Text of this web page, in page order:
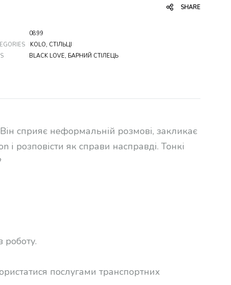
SHARE
0899
KOLO, СТІЛЬЦІ
BLACK LOVE, БАРНИЙ СТІЛЕЦЬ
сприяє неформальній розмові, закликає
розповісти як справи насправді. Тонкі
роботу.
послугами транспортних